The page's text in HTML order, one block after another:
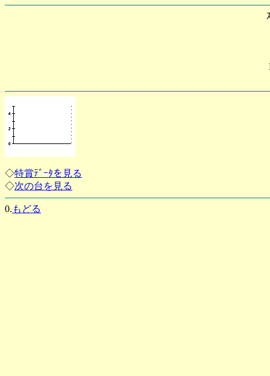
◇特賞ﾃﾞｰﾀを見る
◇次の台を見る
0. もどる